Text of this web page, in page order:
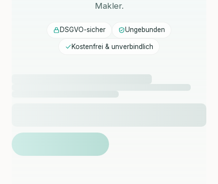
Makler.
DSGVO-sicher Ungebunden
Kostenfrei & unverbindlich